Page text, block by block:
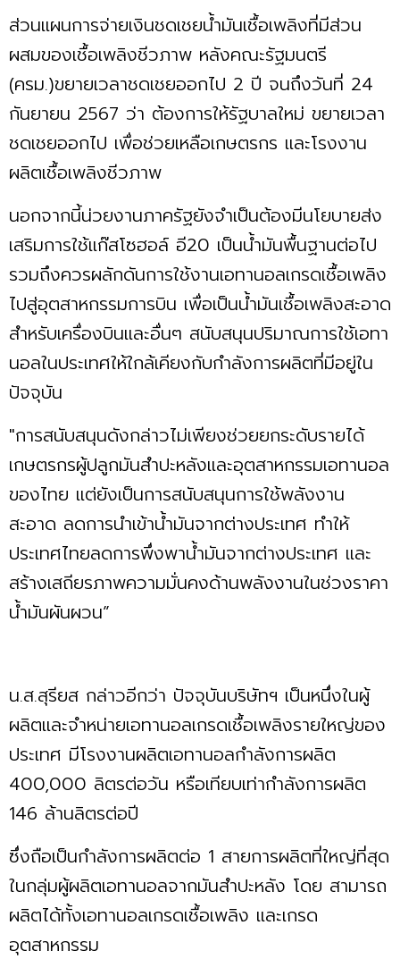
ส่วนแผนการจ่ายเงินชดเชยน้ำมันเชื้อเพลิงที่มีส่วน
ผสมของเชื้อเพลิงชีวภาพ หลังคณะรัฐมนตรี
(ครม.)ขยายเวลาชดเชยออกไป 2 ปี จนถึงวันที่ 24
กันยายน 2567 ว่า ต้องการให้รัฐบาลใหม่ ขยายเวลา
ชดเชยออกไป เพื่อช่วยเหลือเกษตรกร และโรงงาน
ผลิตเชื้อเพลิงชีวภาพ
นอกจากนี้น่วยงานภาครัฐยังจำเป็นต้องมีนโยบายส่ง
เสริมการใช้แก๊สโซฮอล์ อี20 เป็นน้ำมันพื้นฐานต่อไป
รวมถึงควรผลักดันการใช้งานเอทานอลเกรดเชื้อเพลิง
ไปสู่อุตสาหกรรมการบิน เพื่อเป็นน้ำมันเชื้อเพลิงสะอาด
สำหรับเครื่องบินและอื่นๆ สนับสนุนปริมาณการใช้เอทา
นอลในประเทศให้ใกล้เคียงกับกำลังการผลิตที่มีอยู่ใน
ปัจจุบัน
"การสนับสนุนดังกล่าวไม่เพียงช่วยยกระดับรายได้
เกษตรกรผู้ปลูกมันสำปะหลังและอุตสาหกรรมเอทานอล
ของไทย แต่ยังเป็นการสนับสนุนการใช้พลังงาน
สะอาด ลดการนำเข้าน้ำมันจากต่างประเทศ ทำให้
ประเทศไทยลดการพึ่งพาน้ำมันจากต่างประเทศ และ
สร้างเสถียรภาพความมั่นคงด้านพลังงานในช่วงราคา
น้ำมันผันผวน”
น.ส.สุรียส กล่าวอีกว่า ปัจจุบันบริษัทฯ เป็นหนึ่งในผู้
ผลิตและจำหน่ายเอทานอลเกรดเชื้อเพลิงรายใหญ่ของ
ประเทศ มีโรงงานผลิตเอทานอลกำลังการผลิต
400,000 ลิตรต่อวัน หรือเทียบเท่ากำลังการผลิต
146 ล้านลิตรต่อปี
ซึ่งถือเป็นกำลังการผลิตต่อ 1 สายการผลิตที่ใหญ่ที่สุด
ในกลุ่มผู้ผลิตเอทานอลจากมันสำปะหลัง โดย สามารถ
ผลิตได้ทั้งเอทานอลเกรดเชื้อเพลิง และเกรด
อุตสาหกรรม